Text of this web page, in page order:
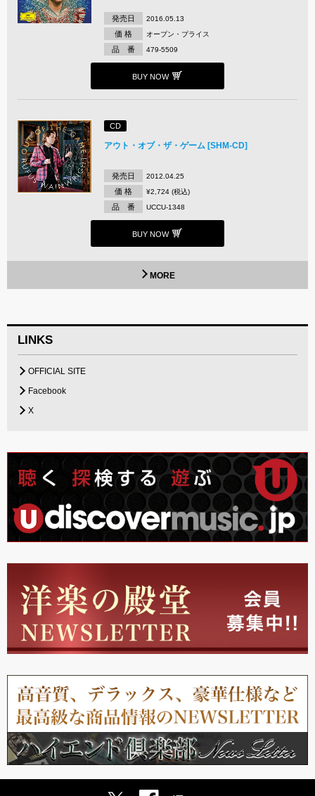
発売日 2016.05.13
価 格 オープン・プライス
品 番 479-5509
BUY NOW
CD
アウト・オブ・ザ・ゲーム [SHM-CD]
発売日 2012.04.25
価 格 ¥2,724 (税込)
品 番 UCCU-1348
BUY NOW
MORE
LINKS
OFFICIAL SITE
Facebook
X